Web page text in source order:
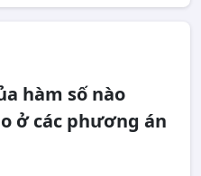
hàm số nào
ở các phương án